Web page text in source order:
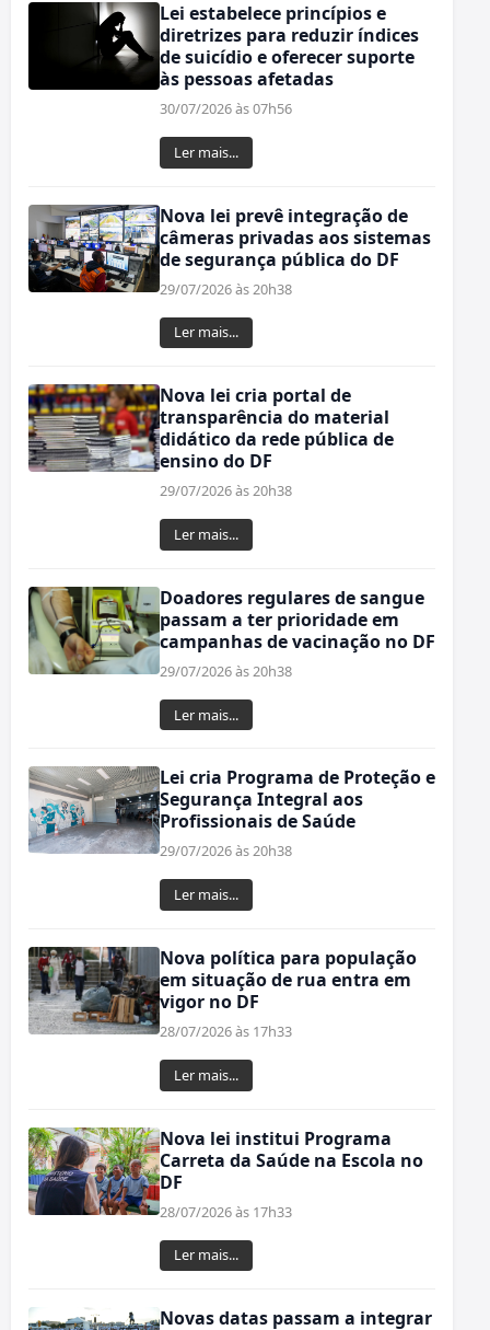
Lei estabelece princípios e
diretrizes para reduzir índices
de suicídio e oferecer suporte
às pessoas afetadas
30/07/2026 às 07h56
Ler mais...
Nova lei prevê integração de
câmeras privadas aos sistemas
de segurança pública do DF
29/07/2026 às 20h38
Ler mais...
Nova lei cria portal de
transparência do material
didático da rede pública de
ensino do DF
29/07/2026 às 20h38
Ler mais...
Doadores regulares de sangue
passam a ter prioridade em
campanhas de vacinação no DF
29/07/2026 às 20h38
Ler mais...
Lei cria Programa de Proteção e
Segurança Integral aos
Profissionais de Saúde
29/07/2026 às 20h38
Ler mais...
Nova política para população
em situação de rua entra em
vigor no DF
28/07/2026 às 17h33
Ler mais...
Nova lei institui Programa
Carreta da Saúde na Escola no
DF
28/07/2026 às 17h33
Ler mais...
Novas datas passam a integrar